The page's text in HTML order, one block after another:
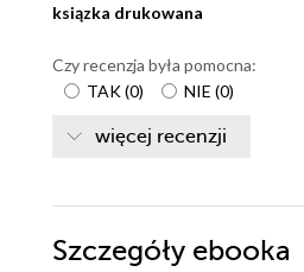
ksiązka drukowana
Czy recenzja była pomocna:
TAK(0) NIE (0)
więcej recenzji
Szczegóły ebooka